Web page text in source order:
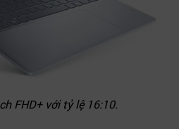
FHD+ với tỷ lệ 16:10.